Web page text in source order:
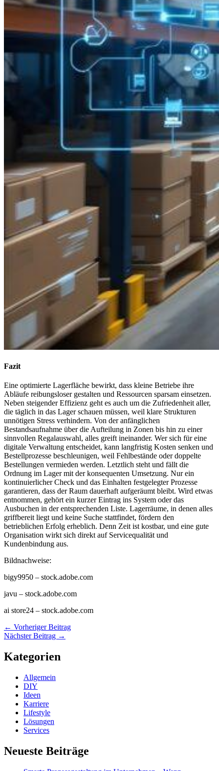
Fazit
Eine optimierte Lagerfläche bewirkt, dass kleine Betriebe ihre
Abläufe reibungsloser gestalten und Ressourcen sparsam einsetzen.
Neben steigender Effizienz geht es auch um die Zufriedenheit aller,
die täglich in das Lager schauen müssen, weil klare Strukturen
unnötigen Stress verhindern. Von der anfänglichen
Bestandsaufnahme über die Aufteilung in Zonen bis hin zu einer
sinnvollen Regalauswahl, alles greift ineinander. Wer sich für eine
digitale Verwaltung entscheidet, kann langfristig Kosten senken und
Bestellprozesse beschleunigen, weil Fehlbestände oder doppelte
Bestellungen vermieden werden. Letztlich steht und fällt die
Ordnung im Lager mit der konsequenten Umsetzung. Nur ein
kontinuierlicher Check und das Einhalten festgelegter Prozesse
garantieren, dass der Raum dauerhaft aufgeräumt bleibt. Wird etwas
entnommen, gehört ein kurzer Eintrag ins System oder das
Ausbuchen in der entsprechenden Liste. Lagerräume, in denen alles
griffbereit liegt und keine Suche stattfindet, fördern den
betrieblichen Erfolg erheblich. Denn Zeit ist kostbar, und eine gute
Organisation wirkt sich direkt auf Servicequalität und
Kundenbindung aus.
Bildnachweise:
bigy9950 – stock.adobe.com
javu – stock.adobe.com
ai store24 – stock.adobe.com
← Vorheriger Beitrag
Nächster Beitrag →
Kategorien
Allgemein
DIY
Ideen
Karriere
Lifestyle
Lösungen
Services
Neueste Beiträge